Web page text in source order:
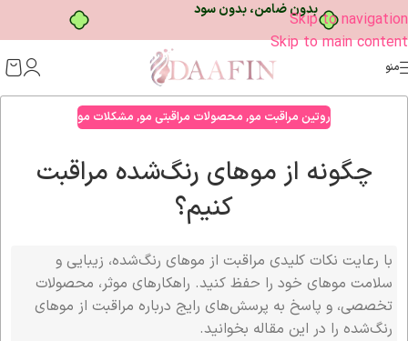
خرید قسطی با ترب‌پیSkip to navigation
Skip to main content
منو
روتین مراقبت مو, محصولات مراقبتی مو, مشکلات مو
چگونه از موهای رنگ‌شده مراقبت
کنیم؟
با رعایت نکات کلیدی مراقبت از موهای رنگ‌شده، زیبایی و
سلامت موهای خود را حفظ کنید. راهکارهای موثر، محصولات
تخصصی، و پاسخ به پرسش‌های رایج درباره مراقبت از موهای
رنگ‌شده را در این مقاله بخوانید.